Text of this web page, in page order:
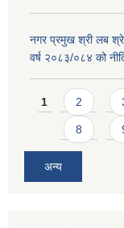
नगर प्रमुख श्री लब
वर्ष २०८३/०८४ को
Pages
1 2
8
अन्य